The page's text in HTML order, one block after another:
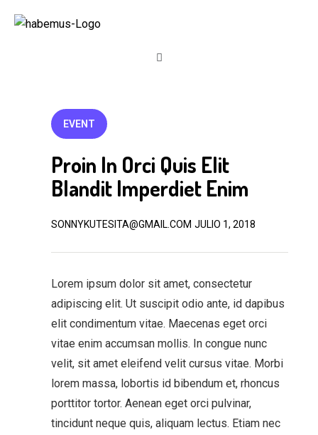
EVENT
Proin In Orci Quis Elit
Blandit Imperdiet Enim
SONNYKUTESITA@GMAIL.COM JULIO 1, 2018
Lorem ipsum dolor sit amet, consectetur
adipiscing elit. Ut suscipit odio ante, id dapibus
elit condimentum vitae. Maecenas eget orci
vitae enim accumsan mollis. In congue nunc
velit, sit amet eleifend velit cursus vitae. Morbi
lorem massa, lobortis id bibendum et, rhoncus
porttitor tortor. Aenean eget orci pulvinar,
tincidunt neque quis, aliquam lectus. Etiam nec